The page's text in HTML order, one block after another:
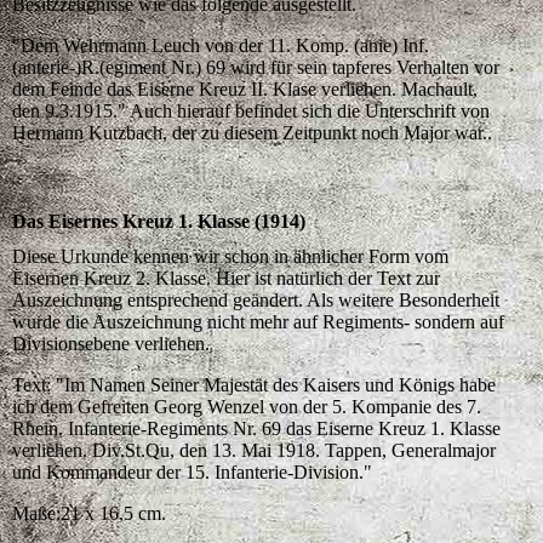
Besitzzeugnisse wie das folgende ausgestellt.
"Dem Wehrmann Leuch von der 11. Komp. (anie) Inf.
(anterie-)R.(egiment Nr.) 69 wird für sein tapferes Verhalten vor
dem Feinde das Eiserne Kreuz II. Klase verliehen. Machault,
den 9.3.1915." Auch hierauf befindet sich die Unterschrift von
Hermann Kutzbach, der zu diesem Zeitpunkt noch Major war..
Das Eisernes Kreuz 1. Klasse (1914)
Diese Urkunde kennen wir schon in ähnlicher Form vom
Eisernen Kreuz 2. Klasse. Hier ist natürlich der Text zur
Auszeichnung entsprechend geändert. Als weitere Besonderheit
wurde die Auszeichnung nicht mehr auf Regiments- sondern auf
Divisionsebene verliehen.
Text: "Im Namen Seiner Majestät des Kaisers und Königs habe
ich dem Gefreiten Georg Wenzel von der 5. Kompanie des 7.
Rhein. Infanterie-Regiments Nr. 69 das Eiserne Kreuz 1. Klasse
verliehen. Div.St.Qu, den 13. Mai 1918. Tappen, Generalmajor
und Kommandeur der 15. Infanterie-Division."
Maße:21 x 16,5 cm.